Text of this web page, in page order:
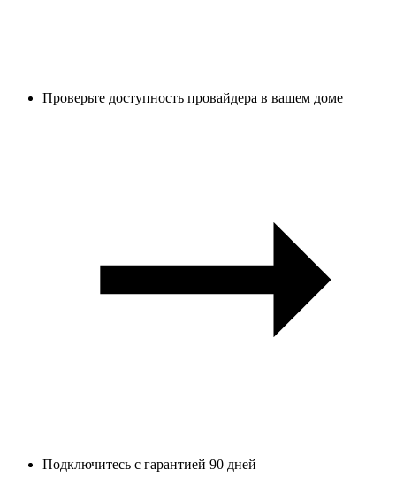
Проверьте доступность провайдера в вашем доме
Подключитесь с гарантией 90 дней